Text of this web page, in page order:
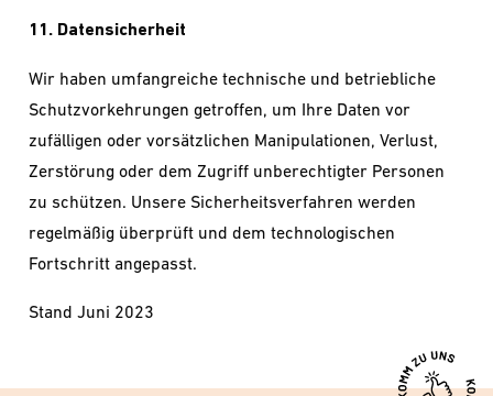
11. Datensicherheit
Wir haben umfangreiche technische und betriebliche
Schutzvorkehrungen getroffen, um Ihre Daten vor
zufälligen oder vorsätzlichen Manipulationen, Verlust,
Zerstörung oder dem Zugriff unberechtigter Personen
zu schützen. Unsere Sicherheitsverfahren werden
regelmäßig überprüft und dem technologischen
Fortschritt angepasst.
Stand Juni 2023